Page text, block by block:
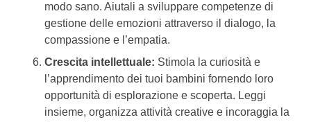
modo sano. Aiutali a sviluppare competenze di
gestione delle emozioni attraverso il dialogo, la
compassione e l’empatia.
Crescita intellettuale: Stimola la curiosità e
l’apprendimento dei tuoi bambini fornendo loro
opportunità di esplorazione e scoperta. Leggi
insieme, organizza attività creative e incoraggia la